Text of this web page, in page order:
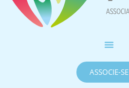
ASSOCIE-SE